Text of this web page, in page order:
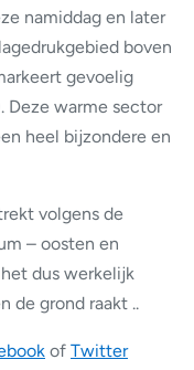
namiddag en later
boven
gevoelig
Deze warme sector
heel bijzondere en
volgens de
– oosten en
dus werkelijk
de grond raakt ..
of Twitter